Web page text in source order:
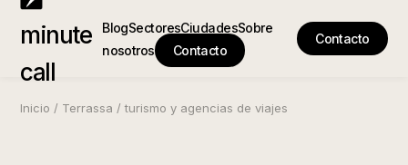
minute
call
BlogSectoresCiudadesSobre
nosotros
Contacto
Contacto
Inicio / Terrassa /turismo y agencias de viajes